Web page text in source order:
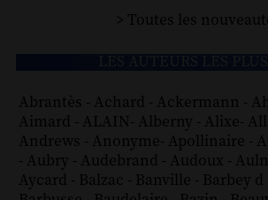
> Toutes les
Abrantès - Achard - Ackermann -
Aimard - ALAIN- Alberny - Alixe-
Andrews - Anonyme- Apollinaire -
- Aubry - Audebrand - Audoux -
Aycard - Balzac - Banville - Barbey